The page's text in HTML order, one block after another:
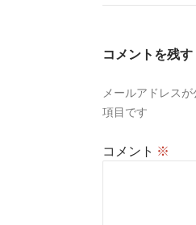
ゲ
ョ
コメントを残す
メールアドレス
項目です
コメント ※